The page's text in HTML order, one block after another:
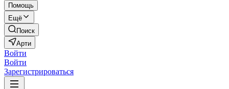
Помощь
Ещё
Поиск
Арти
Войти
Войти
Зарегистрироваться